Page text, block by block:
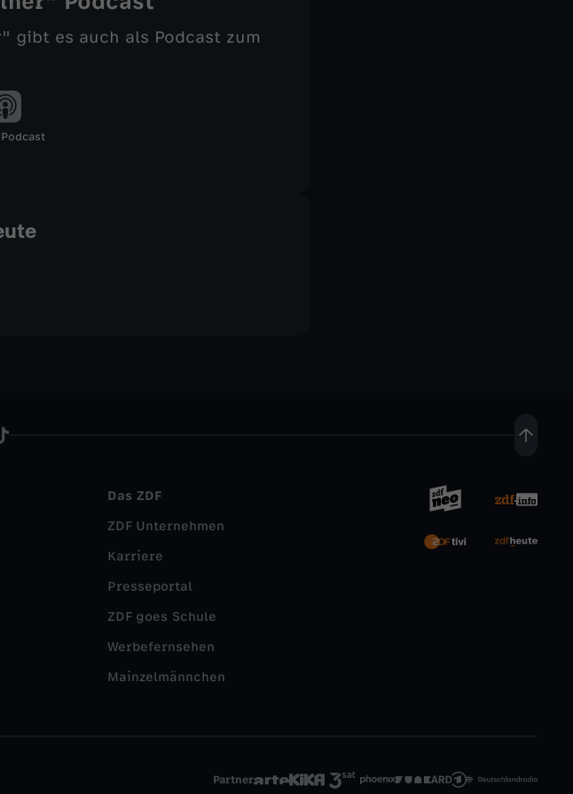
gibt es auch als Podcast zum
Das ZDF
ZDF Unternehmen
Karriere
Presseportal
ZDF goes Schule
Werbefernsehen
Mainzelmännchen
Partner